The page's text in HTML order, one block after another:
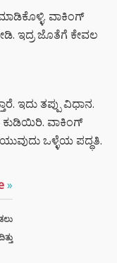
ARREST
ಕೋಟಿ ರೂ
ಲೂಟಿ
ವಾಕಿಂಗ್
ಇದ್ರ ಜೊತೆಗೆ ಕೇವಲ
ಇದು ತಪ್ಪು ವಿಧಾನ.
ಕುಡಿಯಿರಿ. ವಾಕಿಂಗ್
ಒಳ್ಳೆಯ ಪದ್ಧತಿ.
»